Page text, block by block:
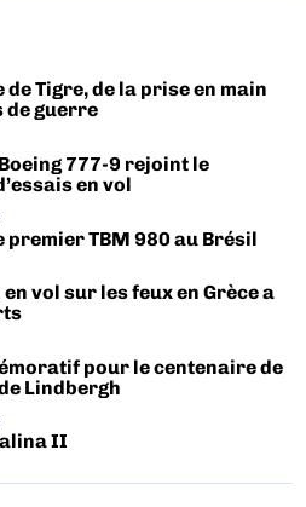
de Tigre, de la prise en main
de guerre
777-9 rejoint le
en vol
premier TBM 980 au Brésil
vol sur les feux en Grèce a
pour le centenaire de
Lindbergh
II